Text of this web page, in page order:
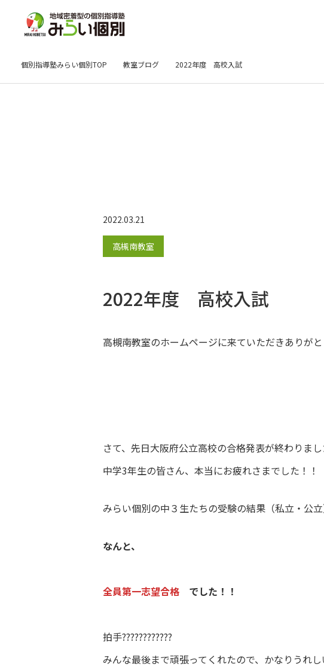
個別指導塾みらい個別TOP 教室ブログ 2022年度 高校入試
2022.03.21
高槻南教室
2022年度 高校入試
高槻南教室のホームページに来ていただきありがと
さて、先日大阪府公立高校の合格発表が終わりま
中学3年生の皆さん、本当にお疲れさまでした！！
みらい個別の中３生たちの受験の結果（私立・公立
なんと、
全員第一志望合格 でした！！
拍手????????????
みんな最後まで頑張ってくれたので、かなりうれ